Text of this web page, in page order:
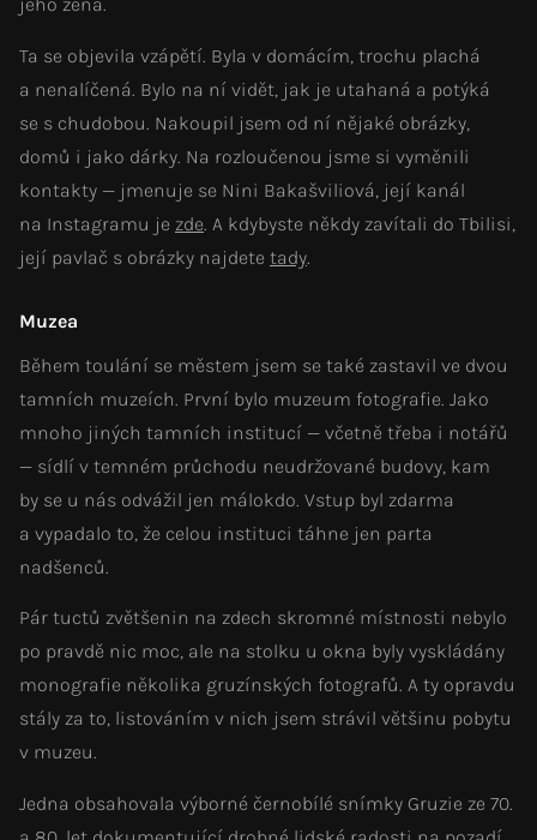
jeho žena.
Ta se objevila vzápětí. Byla v domácím, trochu plachá
a nenalíčená. Bylo na ní vidět, jak je utahaná a potýká
se s chudobou. Nakoupil jsem od ní nějaké obrázky,
domů i jako dárky. Na rozloučenou jsme si vyměnili
kontakty — jmenuje se Nini Bakašviliová, její kanál
na Instagramu je zde. A kdybyste někdy zavítali do Tbilisi,
její pavlač s obrázky najdete tady.
Muzea
Během toulání se městem jsem se také zastavil ve dvou
tamních muzeích. První bylo muzeum fotografie. Jako
mnoho jiných tamních institucí — včetně třeba i notářů
— sídlí v temném průchodu neudržované budovy, kam
by se u nás odvážil jen málokdo. Vstup byl zdarma
a vypadalo to, že celou instituci táhne jen parta
nadšenců.
Pár tuctů zvětšenin na zdech skromné místnosti nebylo
po pravdě nic moc, ale na stolku u okna byly vyskládány
monografie několika gruzínských fotografů. A ty opravdu
stály za to, listováním v nich jsem strávil většinu pobytu
v muzeu.
Jedna obsahovala výborné černobílé snímky Gruzie ze 70.